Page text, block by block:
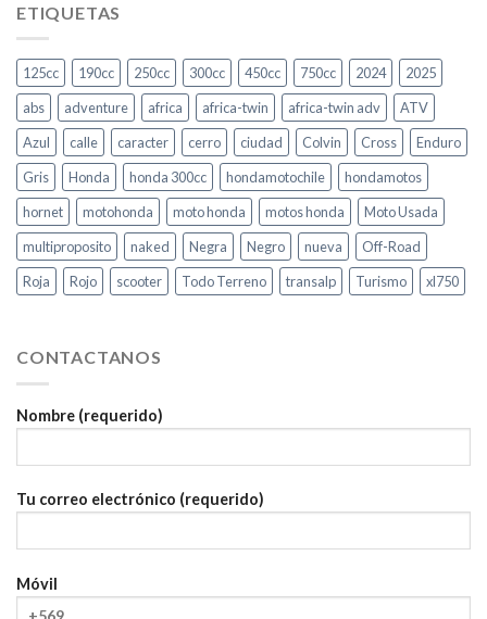
ETIQUETAS
125cc 190cc 250cc 300cc 450cc 750cc 2024
2025
abs
adventure africa africa-twin africa-twin adv
ATV
Azul
calle caracter cerro ciudad Colvin Cross
Enduro
Gris
Honda honda 300cc hondamotochile
hondamotos
hornet
motohonda moto honda motos honda
Moto Usada
multiproposito
naked Negra Negro nueva
Off-Road
Roja
Rojo scooter Todo Terreno transalp Turismo xl750
CONTACTANOS
Nombre (requerido)
Tu correo electrónico (requerido)
Móvil